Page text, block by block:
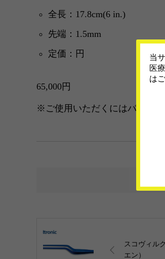
全長：17.8cm(6 in.)
先端：1.5mm
定価：円
65,000円
※ご使用いただくにはバイポー
スコヴィル
エン）
当
医
は